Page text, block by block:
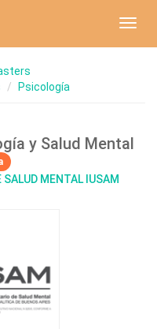
Psicología
y Salud Mental
MENTAL IUSAM